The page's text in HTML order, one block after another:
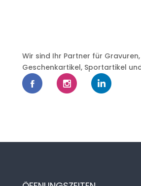
Wir sind Ihr Partner für
Geschenkartikel, Sportartikel